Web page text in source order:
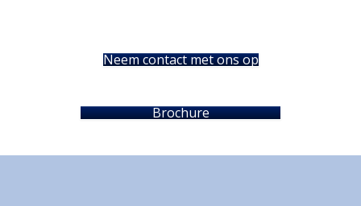
Neem contact met ons op
Brochure